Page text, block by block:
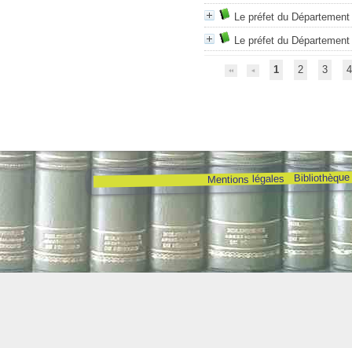
Le préfet du
Le préfet du
1 2 3 4
Mentions légales